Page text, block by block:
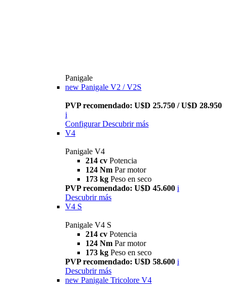
Panigale
new Panigale V2 / V2S
PVP recomendado: U$D 25.750 / U$D 28.950
i
Configurar Descubrir más
V4
Panigale V4
214 cv Potencia
124 Nm Par motor
173 kg Peso en seco
PVP recomendado: U$D 45.600 i
Descubrir más
V4 S
Panigale V4 S
214 cv Potencia
124 Nm Par motor
173 kg Peso en seco
PVP recomendado: U$D 58.600 i
Descubrir más
new Panigale Tricolore V4